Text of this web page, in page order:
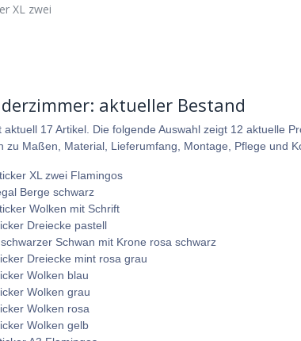
XL zwei
aktueller Bestand
aktuell 17 Artikel. Die folgende Auswahl zeigt 12 aktuelle
zu Maßen, Material, Lieferumfang, Montage, Pflege und
XL zwei Flamingos
Berge schwarz
Wolken mit Schrift
Dreiecke pastell
Schwan mit Krone rosa schwarz
Dreiecke mint rosa grau
Wolken blau
Wolken grau
Wolken rosa
Wolken gelb